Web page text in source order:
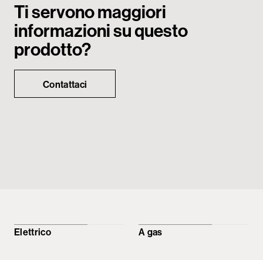
Ti servono maggiori
informazioni su questo
prodotto?
Contattaci
Elettrico A gas